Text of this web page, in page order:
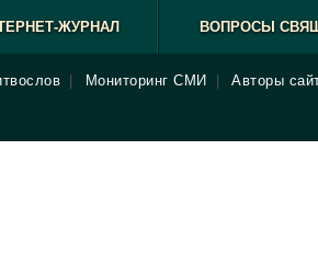
Мониторинг СМИ Авторы
ЖУРНАЛ ВОПРОСЫ